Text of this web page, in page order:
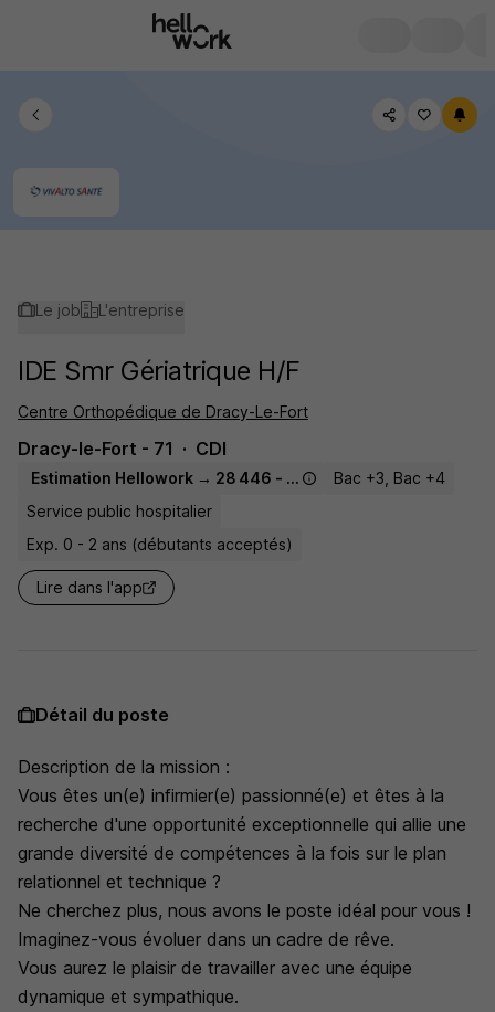
Le job L'entreprise
IDE Smr Gériatrique H/F
Centre Orthopédique de Dracy-Le-Fort
Dracy-le-Fort - 71 CDI
Estimation Hellowork → 28 446 - 35 000 € / anBac +3, Bac +4
Service public hospitalier
Exp. 0 - 2 ans (débutants acceptés)
Lire dans l'app
Détail du poste
Description de la mission :
Vous êtes un(e) infirmier(e) passionné(e) et êtes à la
recherche d'une opportunité exceptionnelle qui allie une
grande diversité de compétences à la fois sur le plan
relationnel et technique ?
Ne cherchez plus, nous avons le poste idéal pour vous !
Imaginez-vous évoluer dans un cadre de rêve.
Vous aurez le plaisir de travailler avec une équipe
dynamique et sympathique.